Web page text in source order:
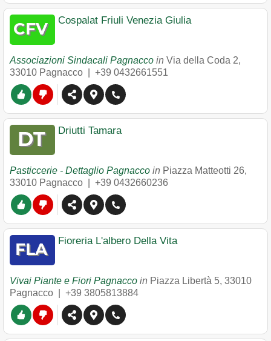
Cospalat Friuli Venezia Giulia
Associazioni Sindacali Pagnacco in Via della Coda 2,
33010 Pagnacco +39 0432661551
Driutti Tamara
Pasticcerie - Dettaglio Pagnacco in Piazza Matteotti 26,
33010 Pagnacco +39 0432660236
Fioreria L'albero Della Vita
Vivai Piante e Fiori Pagnacco in Piazza Libertà 5, 33010
Pagnacco
+39 3805813884